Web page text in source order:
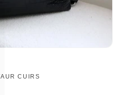
CUIRS